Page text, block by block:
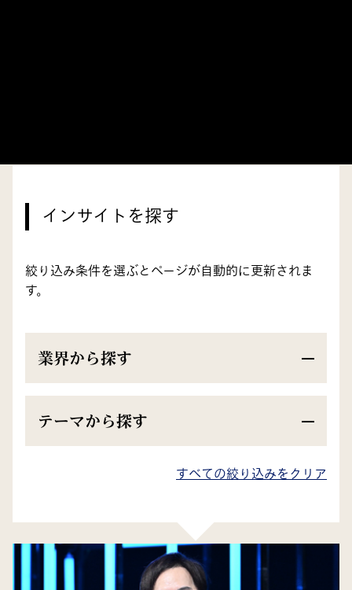
インサイトを探す
絞り込み条件を選ぶとページが自動的に更新されま
す。
業界から探す
テーマから探す
すべての絞り込みをクリア
検索結果 件